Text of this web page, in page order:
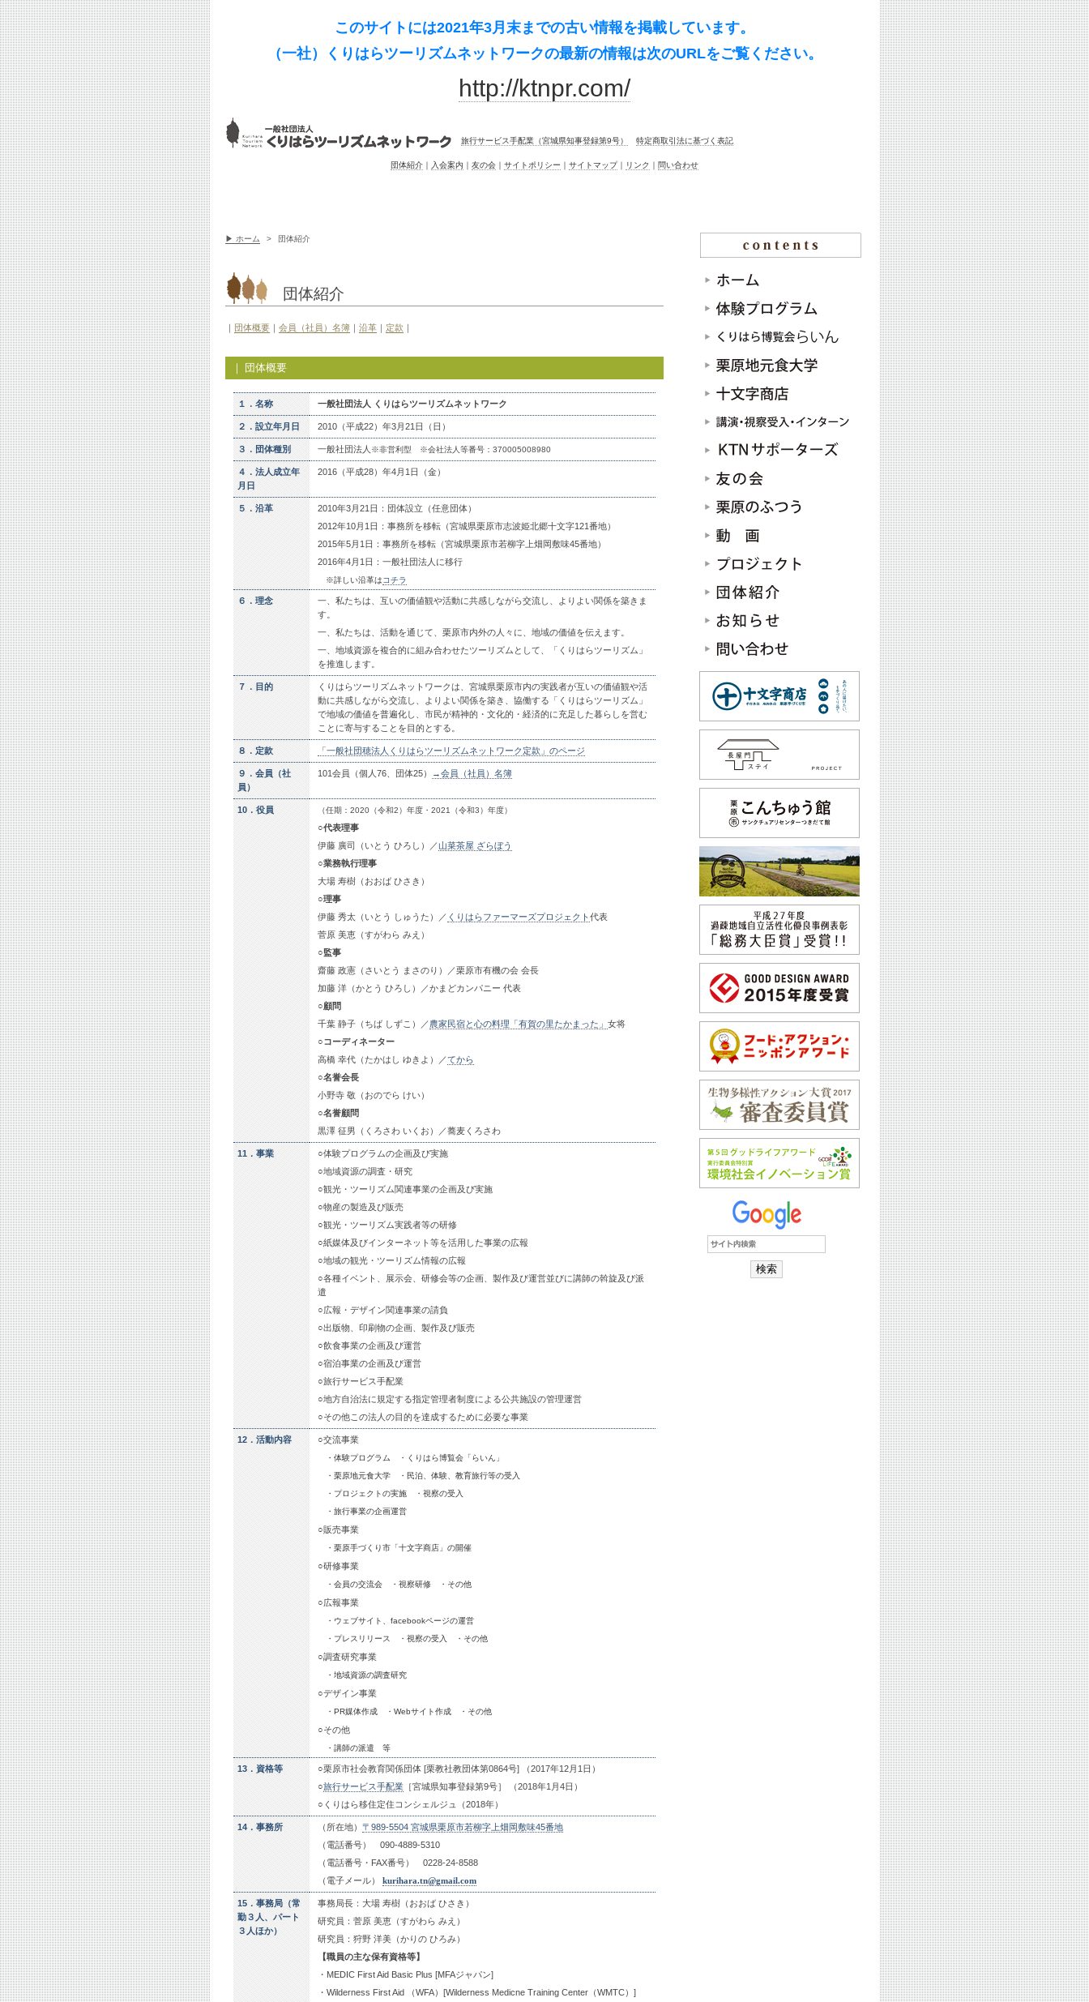
このサイトには2021年3月末までの古い情報を掲載しています。
（一社）くりはらツーリズムネットワークの最新の情報は次のURLをご覧ください。
http://ktnpr.com/
旅行サービス手配業（宮城県知事登録第9号） 特定商取引法に基づく表記
団体紹介 ｜ 入会案内 ｜ 友の会 ｜ サイトポリシー ｜ サイトマップ｜ リンク ｜ 問い合わせ
▶ ホーム > 団体紹介
団体紹介
｜ 団体概要｜ 会員（社員）名簿｜ 沿革｜ 定款 ｜
｜ 団体概要
１．名称 一般社団法人 くりはらツーリズムネットワーク
２．設立年月日 2010（平成22）年3月21日（日）
３．団体種別 一般社団法人 ※非営利型 ※会社法人等番号：370005008980
４．法人成立年
月日
2016（平成28）年4月1日（金）
５．沿革
2010年3月21日：団体設立（任意団体）
2012年10月1日：事務所を移転（宮城県栗原市志波姫北郷十文字121番地）
2015年5月1日：事務所を移転（宮城県栗原市若柳字上畑岡敷味45番地）
2016年4月1日：一般社団法人に移行
※詳しい沿革はコチラ
６．理念
一、私たちは、互いの価値観や活動に共感しながら交流し、よりよい関係を築きま
す。
一、私たちは、活動を通じて、栗原市内外の人々に、地域の価値を伝えます。
一、地域資源を複合的に組み合わせたツーリズムとして、「くりはらツーリズム」
を推進します。
７．目的
くりはらツーリズムネットワークは、宮城県栗原市内の実践者が互いの価値観や活
動に共感しながら交流し、よりよい関係を築き、協働する「くりはらツーリズム」
で地域の価値を普遍化し、市民が精神的・文化的・経済的に充足した暮らしを営む
ことに寄与することを目的とする。
８．定款 「一般社団穂法人くりはらツーリズムネットワーク定款」のページ
９．会員（社
員）
101会員（個人76、団体25） →会員（社員）名簿
10．役員 （任期：2020（令和2）年度・2021（令和3）年度）
○代表理事
伊藤 廣司（いとう ひろし）／ 山菜茶屋 ざらぼう
○業務執行理事
大場 寿樹（おおば ひさき）
○理事
伊藤 秀太（いとう しゅうた）／ くりはらファーマーズプロジェクト代表
菅原 美恵（すがわら みえ）
○監事
齋藤 政憲（さいとう まさのり）／栗原市有機の会 会長
加藤 洋（かとう ひろし）／かまどカンパニー 代表
○顧問
千葉 静子（ちば しずこ）／ 農家民宿と心の料理「有賀の里たかまった」 女将
○コーディネーター
高橋 幸代（たかはし ゆきよ）／てから
○名誉会長
小野寺 敬（おのでら けい）
○名誉顧問
黒澤 征男（くろさわ いくお）／蕎麦くろさわ
11．事業
○体験プログラムの企画及び実施
○地域資源の調査・研究
○観光・ツーリズム関連事業の企画及び実施
○物産の製造及び販売
○観光・ツーリズム実践者等の研修
○紙媒体及びインターネット等を活用した事業の広報
○地域の観光・ツーリズム情報の広報
○各種イベント、展示会、研修会等の企画、製作及び運営並びに講師の斡旋及び派
遣
○広報・デザイン関連事業の請負
○出版物、印刷物の企画、製作及び販売
○飲食事業の企画及び運営
○宿泊事業の企画及び運営
○旅行サービス手配業
○地方自治法に規定する指定管理者制度による公共施設の管理運営
○その他この法人の目的を達成するために必要な事業
12．活動内容 ○交流事業
・体験プログラム ・くりはら博覧会「らいん」
・栗原地元食大学 ・民泊、体験、教育旅行等の受入
・プロジェクトの実施 ・視察の受入
・旅行事業の企画運営
○販売事業
・栗原手づくり市「十文字商店」の開催
○研修事業
・会員の交流会 ・視察研修 ・その他
○広報事業
・ウェブサイト、facebookページの運営
・プレスリリース ・視察の受入 ・その他
○調査研究事業
・地域資源の調査研究
○デザイン事業
・PR媒体作成 ・Webサイト作成 ・その他
○その他
・講師の派遣 等
13．資格等
○栗原市社会教育関係団体 [栗教社教団体第0864号] （2017年12月1日）
○旅行サービス手配業［宮城県知事登録第9号］ （2018年1月4日）
○くりはら移住定住コンシェルジュ（2018年）
14．事務所 （所在地） 〒989-5504 宮城県栗原市若柳字上畑岡敷味45番地
（電話番号） 090-4889-5310
（電話番号・FAX番号） 0228-24-8588
（電子メール）
kurihara.tn@gmail.com
15．事務局（常
勤３人、パート
３人ほか）
事務局長：大場 寿樹（おおば ひさき）
研究員：菅原 美恵（すがわら みえ）
研究員：狩野 洋美（かりの ひろみ）
【職員の主な保有資格等】
・MEDIC First Aid Basic Plus [MFAジャパン]
・Wilderness First Aid （WFA）[Wilderness Medicne Training Center（WMTC）]